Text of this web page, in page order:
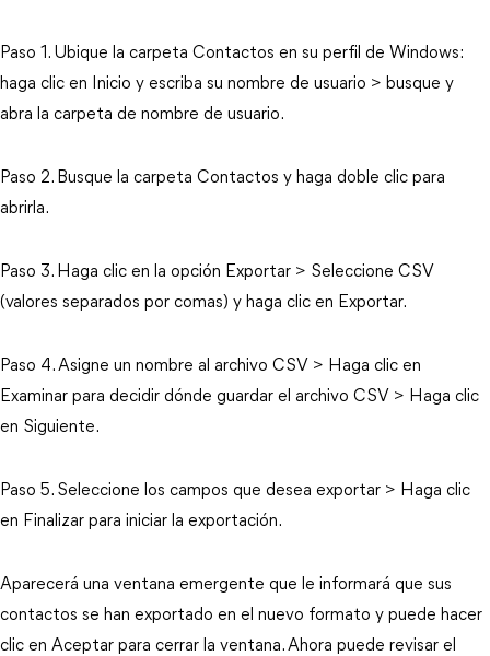
Paso 1. Ubique la carpeta Contactos en su perfil de Windows:
haga clic en Inicio y escriba su nombre de usuario > busque y
abra la carpeta de nombre de usuario.
Paso 2. Busque la carpeta Contactos y haga doble clic para
abrirla.
Paso 3. Haga clic en la opción Exportar > Seleccione CSV
(valores separados por comas) y haga clic en Exportar.
Paso 4. Asigne un nombre al archivo CSV > Haga clic en
Examinar para decidir dónde guardar el archivo CSV > Haga clic
en Siguiente.
Paso 5. Seleccione los campos que desea exportar > Haga clic
en Finalizar para iniciar la exportación.
Aparecerá una ventana emergente que le informará que sus
contactos se han exportado en el nuevo formato y puede hacer
clic en Aceptar para cerrar la ventana. Ahora puede revisar el